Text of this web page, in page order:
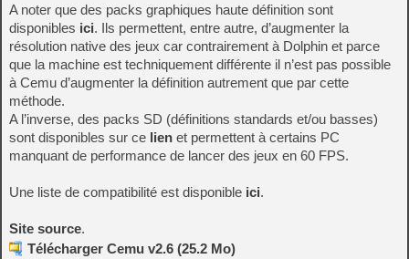
A noter que des packs graphiques haute définition sont
disponibles ici. Ils permettent, entre autre, d’augmenter la
résolution native des jeux car contrairement à Dolphin et parce
que la machine est techniquement différente il n’est pas possible
à Cemu d’augmenter la définition autrement que par cette
méthode.
A l’inverse, des packs SD (définitions standards et/ou basses)
sont disponibles sur ce lien et permettent à certains PC
manquant de performance de lancer des jeux en 60 FPS.
Une liste de compatibilité est disponible ici.
Site source.
Télécharger Cemu v2.6 (25.2 Mo)